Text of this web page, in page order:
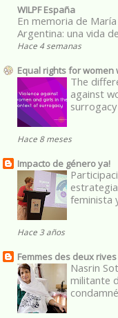
WILPF España
En memoria de
Argentina: una vida
Hace 4 semanas
Equal rights for women
The
against
Hace 8 meses
Impacto de género ya!
feminista
Hace 3 años
Femmes des deux rives
Nasrin
militante